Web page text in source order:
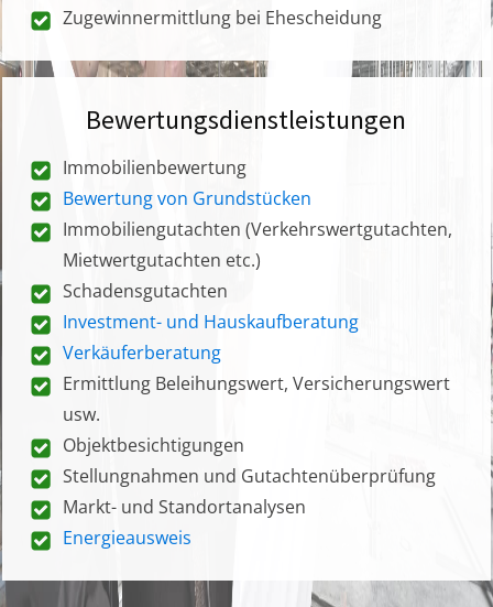
Zugewinnermittlung bei Ehescheidung
Bewertungsdienstleistungen
Immobilienbewertung
Bewertung von Grundstücken
Immobiliengutachten (Verkehrswertgutachten,
Mietwertgutachten etc.)
Schadensgutachten
Investment- und Hauskaufberatung
Verkäuferberatung
Ermittlung Beleihungswert, Versicherungswert
usw.
Objektbesichtigungen
Stellungnahmen und Gutachtenüberprüfung
Markt- und Standortanalysen
Energieausweis